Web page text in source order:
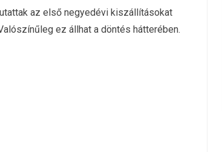
az első negyedévi kiszállításokat
ez állhat a döntés hátterében.